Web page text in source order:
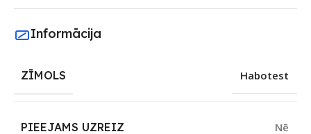
Informācija
ZĪMOLS Habotest
PIEEJAMS UZREIZ Nē